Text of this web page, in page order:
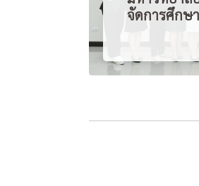
จัดการศึกษ